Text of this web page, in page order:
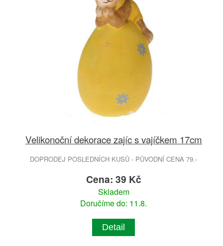
Velikonoční dekorace zajíc s vajíčkem 17cm
DOPRODEJ POSLEDNÍCH KUSŮ - PŮVODNÍ CENA 79.-
Cena: 39 Kč
Skladem
Doručíme do: 11.8.
Detail